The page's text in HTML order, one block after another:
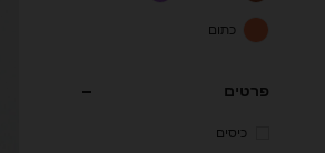
כתום
פרטים
כיסים